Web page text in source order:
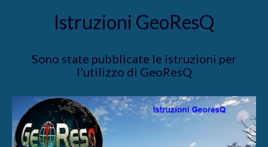
Istruzioni GeoResQ
Sono state pubblicate le istruzioni per
l'utilizzo di GeoResQ